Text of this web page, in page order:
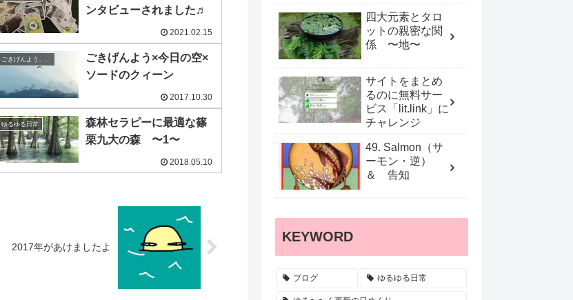
ンタビューされました♬
2021.02.15
ごきげんよう、今日の空
ごきげんよう×今日の空×
ソードのクィーン
2017.10.30
ゆるゆる日常
森林セラピーに最適な篠
栗九大の森 〜1〜
2018.05.10
2017年があけましたよ
四大元素とタロ
ットの親密な関
係 〜地〜
サイトをまとめ
るのに無料サー
ビス「lit.link」に
チャレンジ
49. Salmon（サ
ーモン・逆）
＆ 告知
KEYWORD
ブログ ゆるゆる日常